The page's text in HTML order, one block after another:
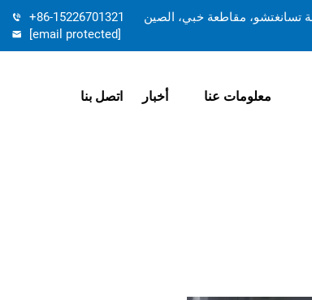
تسانغتشو، مقاطعة خبي، الصين
+86-15226701321
[email protected]
معلومات عنا أخبار اتصل بنا